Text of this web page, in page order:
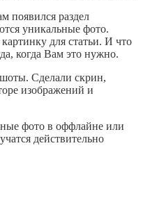
появился раздел
уникальные фото.
для статьи. И что
когда Вам это нужно.
Сделали скрин,
изображений и
фото в оффлайне или
действительно